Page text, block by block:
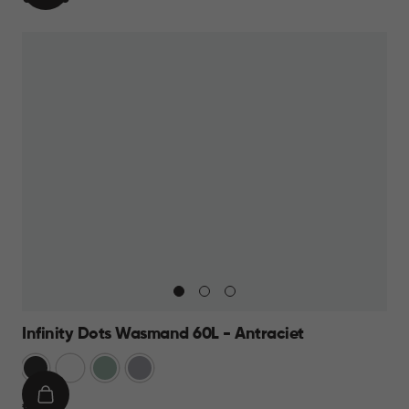
Infinity Dots Wasmand 60L - Antraciet
DonkergrijsGroenLicht
IN